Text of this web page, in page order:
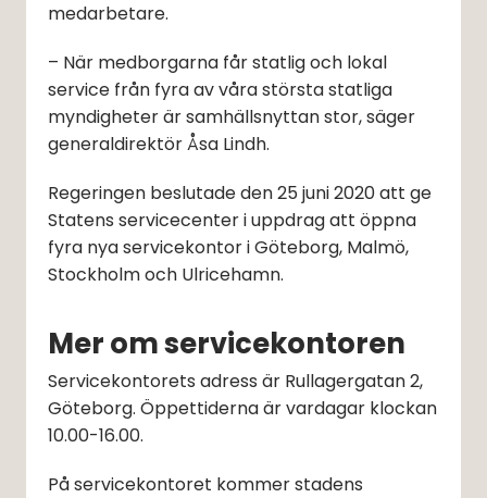
medarbetare.
– När medborgarna får statlig och lokal
service från fyra av våra största statliga
myndigheter är samhällsnyttan stor, säger
generaldirektör Åsa Lindh.
Regeringen beslutade den 25 juni 2020 att ge
Statens servicecenter i uppdrag att öppna
fyra nya servicekontor i Göteborg, Malmö,
Stockholm och Ulricehamn.
Mer om servicekontoren
Servicekontorets adress är Rullagergatan 2,
Göteborg. Öppettiderna är vardagar klockan
10.00-16.00.
På servicekontoret kommer stadens